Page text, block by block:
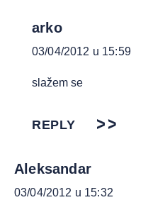
arko
03/04/2012 u 15:59
slažem se
REPLY
Aleksandar
03/04/2012 u 15:32